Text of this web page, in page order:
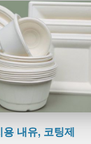
용 내유, 코팅제